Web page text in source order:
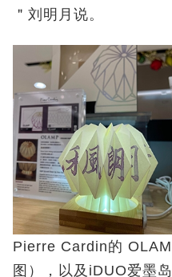
＂刘明月说。
Pierre Cardin的
图），以及iDUO爱墨